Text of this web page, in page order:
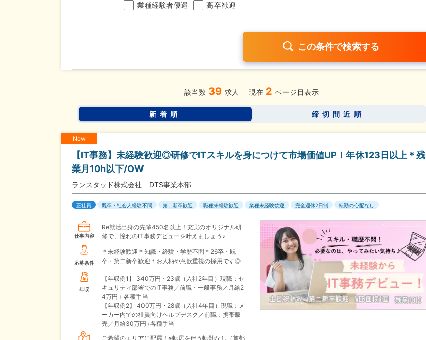
業種経験者優遇 高卒歓迎
完全週休2日制 年間休日120日以上 残業少なめ（1日1時間以内）
土日面接OK 書類選考なし
該当数 39 求人 現在 2 ページ目表示
新着順 締切間近順
New
【IT事務】未経験歓迎◎研修でITスキルを身につけて市場価値UP！年休123日以上＊残
業月10h以下/OW
ランスタッド株式会社 DTS事業本部
正社員 既卒・社会人経験不問 第二新卒歓迎 職種未経験歓迎 業種未経験歓迎 完全週休2日制 転勤の心配なし
仕事内容
Re就活出身の先輩450名以上！充実のオリジナル研
修で、憧れのIT事務デビューを叶えましょう♪
応募条件
＊未経験歓迎＊知識・経験・学歴不問＊26卒・既
卒・第二新卒歓迎＊お人柄や意欲重視の採用です◎
年収
【年収例1】
340万円・23歳（入社2年目）現職：セ
キュリティ部署でのIT事務／前職・一般事務／月給2
4万円＋各種手当
【年収例2】
400万円・28歳（入社4年目）現職：メ
ーカー内での社員向けヘルプデスク／前職：携帯販
売／月給30万円+各種手当
ご希望のエリアに配属！※転居を伴う転勤なし（首都